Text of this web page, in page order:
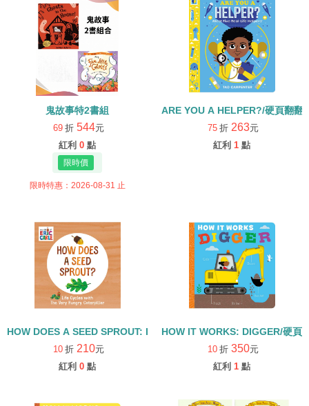
鬼故事特2書組
69 折 544元
紅利 0 點
限時特惠：2026-08-31 止
ARE YOU A HELPER?/硬頁翻翻
75 折 263元
紅利 1 點
HOW DOES A SEED SPROUT: LIFE CYCLES WITH THE VERY
10 折 210元
紅利 0 點
HOW IT WORKS: DIGGER/硬頁
10 折 350元
紅利 1 點